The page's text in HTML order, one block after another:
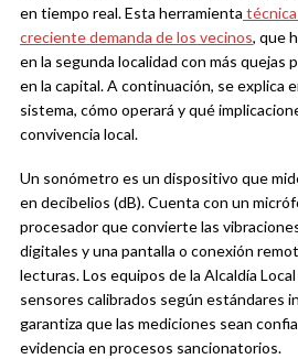
en tiempo real. Esta herramienta
creciente demanda de los vecinos, que
en la segunda localidad con más quejas
en la capital. A continuación, se explica
sistema, cómo operará y qué
convivencia local.
Un sonómetro es un dispositivo que
en decibelios (dB). Cuenta con un
procesador que convierte las
digitales y una pantalla o conexión
lecturas. Los equipos de la Alcaldía
sensores calibrados según estándares
garantiza que las mediciones sean
evidencia en procesos sancionatorios.